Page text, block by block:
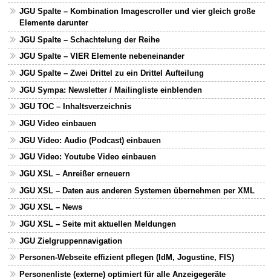
JGU Spalte – Kombination Imagescroller und vier gleich große
Elemente darunter
JGU Spalte – Schachtelung der Reihe
JGU Spalte – VIER Elemente nebeneinander
JGU Spalte – Zwei Drittel zu ein Drittel Aufteilung
JGU Sympa: Newsletter / Mailingliste einblenden
JGU TOC – Inhaltsverzeichnis
JGU Video einbauen
JGU Video: Audio (Podcast) einbauen
JGU Video: Youtube Video einbauen
JGU XSL – Anreißer erneuern
JGU XSL – Daten aus anderen Systemen übernehmen per XML
JGU XSL – News
JGU XSL – Seite mit aktuellen Meldungen
JGU Zielgruppennavigation
Personen-Webseite effizient pflegen (IdM, Jogustine, FIS)
Personenliste (externe) optimiert für alle Anzeigegeräte